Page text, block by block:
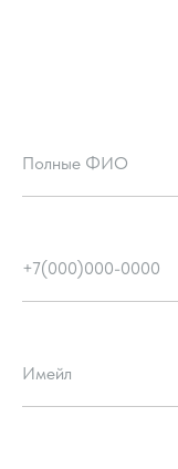
Полные ФИО
+7(000)000-0000
Имейл